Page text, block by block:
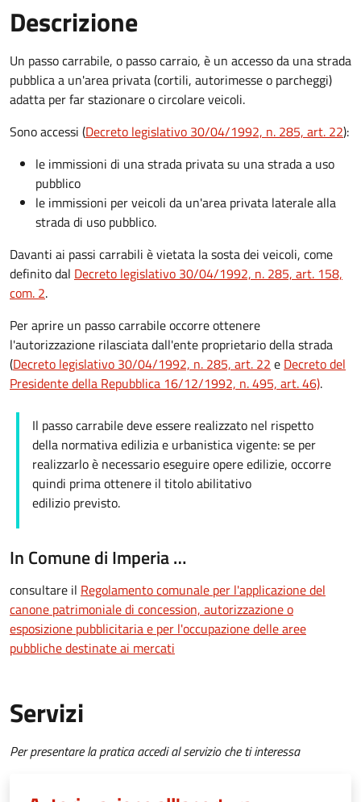
Descrizione
Un passo carrabile, o passo carraio, è un accesso da una strada
pubblica a un'area privata (cortili, autorimesse o parcheggi)
adatta per far stazionare o circolare veicoli.
Sono accessi (Decreto legislativo 30/04/1992, n. 285, art. 22):
le immissioni di una strada privata su una strada a uso
pubblico
le immissioni per veicoli da un'area privata laterale alla
strada di uso pubblico.
Davanti ai passi carrabili è vietata la sosta dei veicoli, come
definito dal Decreto legislativo 30/04/1992, n. 285, art. 158,
com. 2.
Per aprire un passo carrabile occorre ottenere
l'autorizzazione rilasciata dall'ente proprietario della strada
(Decreto legislativo 30/04/1992, n. 285, art. 22 e Decreto del
Presidente della Repubblica 16/12/1992, n. 495, art. 46).
Il passo carrabile deve essere realizzato nel rispetto
della normativa edilizia e urbanistica vigente: se per
realizzarlo è necessario eseguire opere edilizie, occorre
quindi prima ottenere il titolo abilitativo
edilizio previsto.
In Comune di Imperia …
consultare il Regolamento comunale per l'applicazione del
canone patrimoniale di concession, autorizzazione o
esposizione pubblicitaria e per l'occupazione delle aree
pubbliche destinate ai mercati
Servizi
Per presentare la pratica accedi al servizio che ti interessa